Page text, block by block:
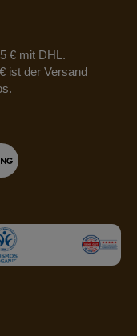
€ mit DHL.
ist der Versand